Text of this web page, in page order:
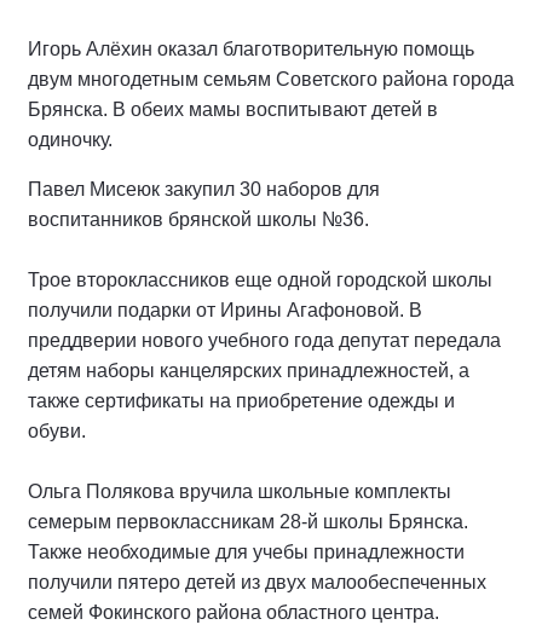
Игорь Алёхин оказал благотворительную помощь
двум многодетным семьям Советского района города
Брянска. В обеих мамы воспитывают детей в
одиночку.
Павел Мисеюк закупил 30 наборов для
воспитанников брянской школы №36.
Трое второклассников еще одной городской школы
получили подарки от Ирины Агафоновой. В
преддверии нового учебного года депутат передала
детям наборы канцелярских принадлежностей, а
также сертификаты на приобретение одежды и
обуви.
Ольга Полякова вручила школьные комплекты
семерым первоклассникам 28-й школы Брянска.
Также необходимые для учебы принадлежности
получили пятеро детей из двух малообеспеченных
семей Фокинского района областного центра.